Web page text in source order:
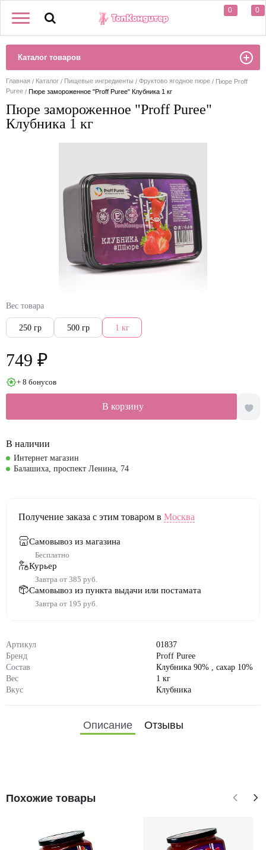
0 0
Каталог товаров
Главная Каталог Пищевые ингредиенты Фруктово ягодное пюре
Пюре Proff
Puree
Пюре замороженное "Proff Puree" Клубника 1 кг
Пюре замороженное "Proff Puree"
Клубника 1 кг
Артикул
01837
Бренд
Proff Puree
Состав
Клубника 90% , сахар 10%
Вес
1 кг
Вкус
Клубника
Вес товара
250 гр 500 гр 1 кг
749 ₽
+ 8 бонусов
В корзину
В наличии
Интернет магазин
Балашиха, проспект Ленина, 74
Получение заказа с этим товаром в Москва
Самовывоз из магазина
Бесплатно
Курьер
Завтра от 385 руб.
Самовывоз из пункта выдачи или постамата
Завтра от 195 руб.
Описание Отзывы
Похожие товары